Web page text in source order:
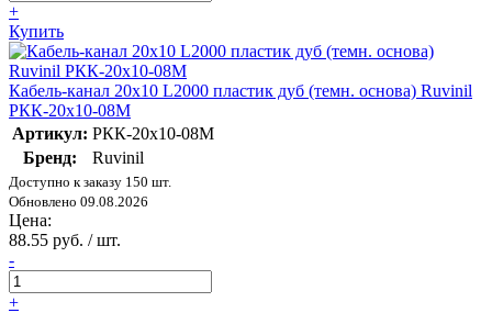
+
Купить
Кабель-канал 20х10 L2000 пластик дуб (темн. основа) Ruvinil
РКК-20х10-08М
Артикул: РКК-20х10-08М
Бренд:
Ruvinil
Доступно к заказу 150 шт.
Обновлено 09.08.2026
Цена:
88.55 руб. / шт.
-
+